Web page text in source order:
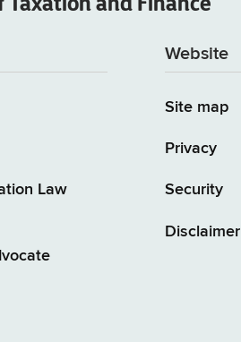
Law
Website
Site map
Privacy
Security
Disclaimer